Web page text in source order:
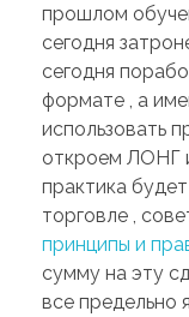
прошлом
сегодня
сегодня
формате , а
использовать
откроем ЛОНГ
практика
торговле ,
принципы и
сумму на эту
все предельно